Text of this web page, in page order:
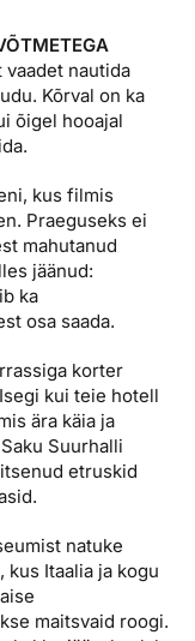
vaadet nautida
Kõrval on ka
õigel hooajal
kus filmis
Praeguseks ei
mahutanud
jäänud:
ka
osa saada.
korter
kui teie hotell
ära käia ja
Suurhalli
etruskid
natuke
Itaalia ja kogu
maitsvaid roogi.